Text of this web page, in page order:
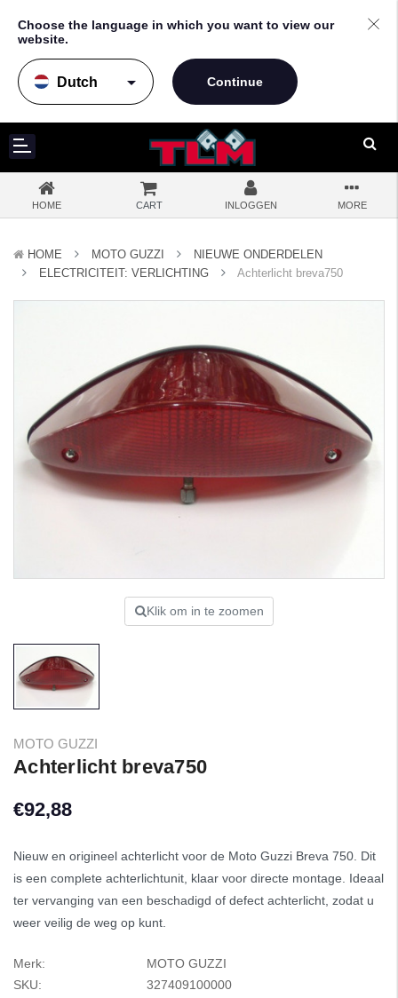
Choose the language in which you want to view our
website.
arrow_drop_down
HOME CART INLOGGEN MORE
HOME MOTO GUZZI
NIEUWE ONDERDELEN
ELECTRICITEIT: VERLICHTING
Achterlicht breva750
Klik om in te zoomen
MOTO GUZZI
Achterlicht breva750
€92,88
Nieuw en origineel achterlicht voor de Moto Guzzi Breva 750. Dit
is een complete achterlichtunit, klaar voor directe montage. Ideaal
ter vervanging van een beschadigd of defect achterlicht, zodat u
weer veilig de weg op kunt.
Merk:
MOTO GUZZI
SKU:
327409100000